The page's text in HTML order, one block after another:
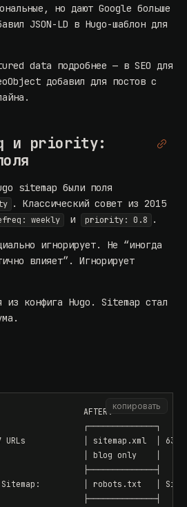
но дают Google больше
JSON-LD в Hugo-шаблон для
data подробнее — в SEO для
добавил для постов с
.
и priority:
sitemap были поля
. Классический совет из 2015
weekly и priority: 0.8 .
игнорирует. Не “иногда
влияет”. Игнорирует
из конфига Hugo. Sitemap стал
копировать
AFTER:
┌──────────────┐
URLs            │ sitemap.xml  │ 63
│ blog only    │
├──────────────┤
Sitemap:         │ robots.txt   │
├──────────────┤